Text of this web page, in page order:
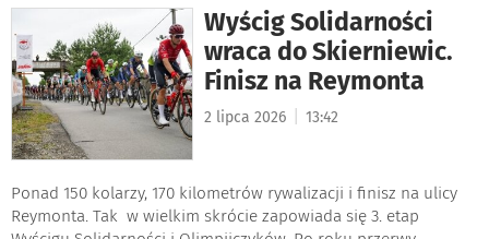
Wyścig Solidarności
wraca do Skierniewic.
Finisz na Reymonta
2 lipca 2026 13:42
Ponad 150 kolarzy, 170 kilometrów rywalizacji i finisz na ulicy
Reymonta. Tak w wielkim skrócie zapowiada się 3. etap